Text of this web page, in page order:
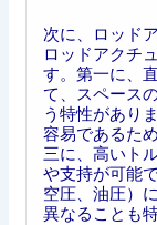
次に、ロッド
ロッドアクチ
す。第一に、
て、スペース
う特性があり
容易であるた
三に、高いト
や支持が可能
空圧、油圧）
異なることも